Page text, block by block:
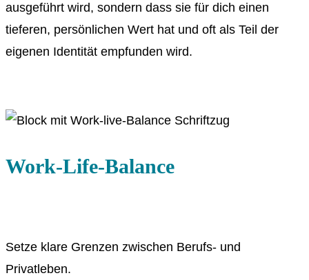
ausgeführt wird, sondern dass sie für dich einen
tieferen, persönlichen Wert hat und oft als Teil der
eigenen Identität empfunden wird.
Work-Life-Balance
Setze klare Grenzen zwischen Berufs- und
Privatleben.